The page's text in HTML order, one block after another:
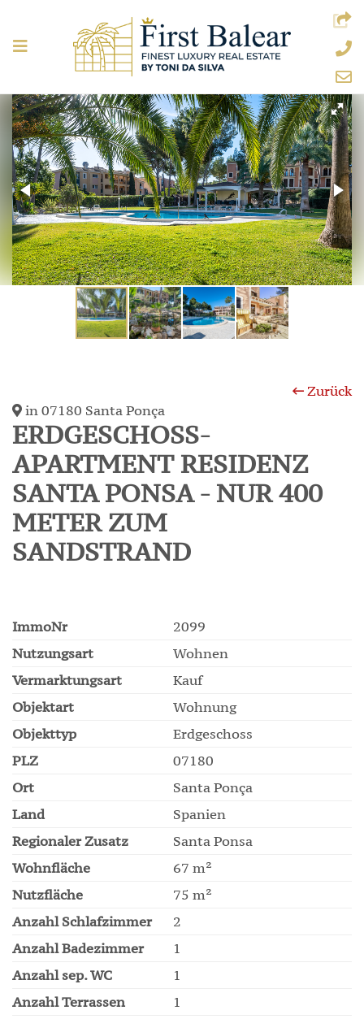
Zurück
in 07180 Santa Ponça
ERDGESCHOSS-
APARTMENT RESIDENZ
SANTA PONSA - NUR 400
METER ZUM
SANDSTRAND
ImmoNr
2099
Nutzungsart
Wohnen
Vermarktungsart
Kauf
Objektart
Wohnung
Objekttyp
Erdgeschoss
PLZ
07180
Ort
Santa Ponça
Land
Spanien
Regionaler Zusatz
Santa Ponsa
Wohnfläche
67 m²
Nutzfläche
75 m²
Anzahl Schlafzimmer
2
Anzahl Badezimmer
1
Anzahl sep. WC
1
Anzahl Terrassen
1